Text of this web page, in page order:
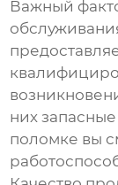
Важный
них запасные
поломке вы